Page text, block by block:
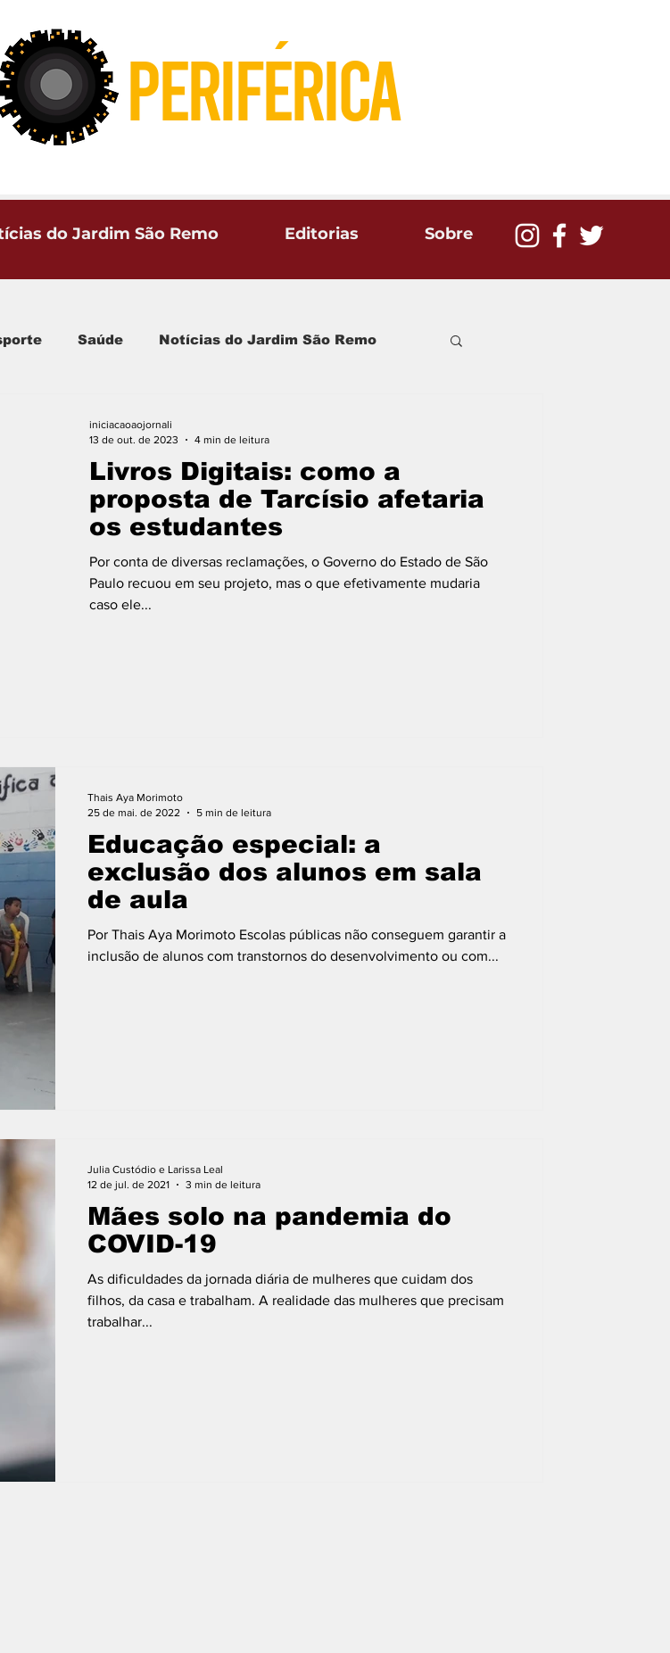
PERIFeRICA
´
do Jardim São Remo Editorias Sobre
Saúde Notícias do Jardim São Remo
Livros Digitais: como a
proposta de Tarcísio afetaria
os estudantes
Por conta de diversas reclamações, o Governo do Estado de São
Paulo recuou em seu projeto, mas o que efetivamente mudaria
caso ele...
iniciacaoaojornali
13 de out. de 2023
4 min de leitura
Educação especial: a
exclusão dos alunos em sala
de aula
Por Thais Aya Morimoto Escolas públicas não conseguem garantir a
inclusão de alunos com transtornos do desenvolvimento ou com...
Thais Aya Morimoto
25 de mai. de 2022
5 min de leitura
Mães solo na pandemia do
COVID-19
As dificuldades da jornada diária de mulheres que cuidam dos
filhos, da casa e trabalham. A realidade das mulheres que precisam
trabalhar...
Julia Custódio e Larissa Leal
12 de jul. de 2021
3 min de leitura